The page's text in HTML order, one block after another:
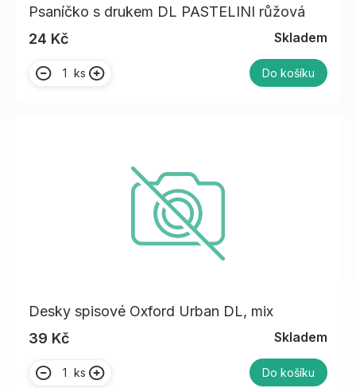
Psaníčko s drukem DL PASTELINI růžová
24 Kč
Skladem
ks Do košíku
Desky spisové Oxford Urban DL, mix
39 Kč
Skladem
ks Do košíku